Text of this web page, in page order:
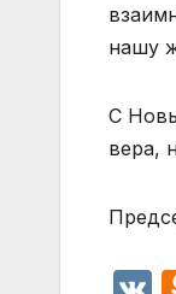
нашу
С
вера,